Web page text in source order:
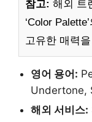
참고: 해외 트
‘Color
고유한 매력
영어 용어:
Undertone,
해외 서비스: